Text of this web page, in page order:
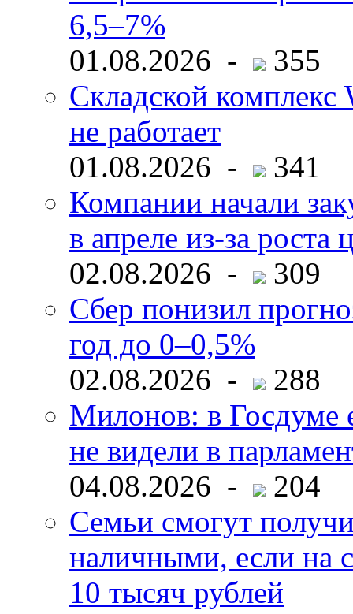
6,5–7%
01.08.2026 -
355
Складской комплекс
не работает
01.08.2026 -
341
Компании начали
в апреле из-за роста
02.08.2026 -
309
Сбер понизил
год до 0–0,5%
02.08.2026 -
288
Милонов: в Госдуме
не видели в
04.08.2026 -
204
Семьи смогут
наличными, если на
10 тысяч рублей